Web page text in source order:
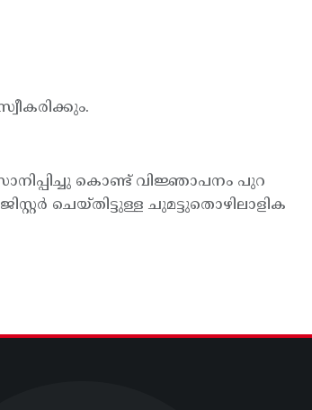
കൊണ്ട് വിജ്ഞാപനം പുറ
ചെയ്തിട്ടുള്ള ചുമട്ടുതൊഴിലാളിക